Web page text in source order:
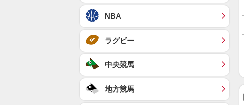
NBA
ラグビー
中央競馬
地方競馬